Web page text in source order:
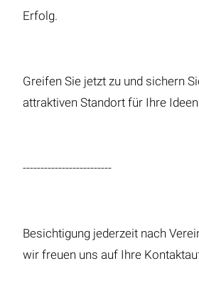
Erfolg.
Greifen Sie jetzt zu und sichern
attraktiven Standort für Ihre
-------------------------
Besichtigung jederzeit nach
wir freuen uns auf Ihre